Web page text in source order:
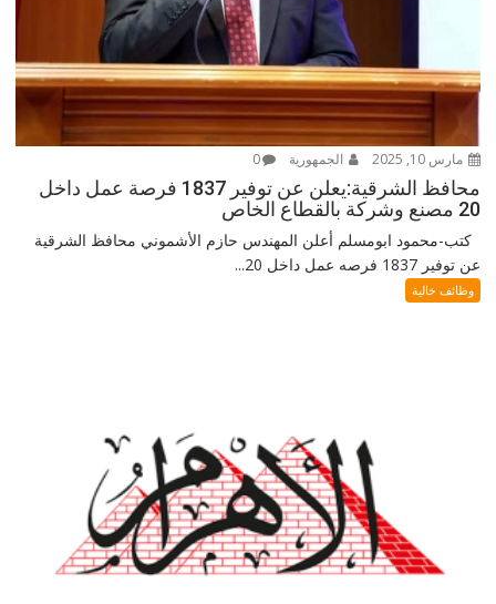
مارس 10, 2025 الجمهورية 0
محافظ الشرقية:يعلن عن توفير 1837 فرصة عمل داخل
20 مصنع وشركة بالقطاع الخاص
كتب-محمود ابومسلم أعلن المهندس حازم الأشموني محافظ الشرقية
عن توفير 1837 فرصه عمل داخل 20...
وظائف خالية